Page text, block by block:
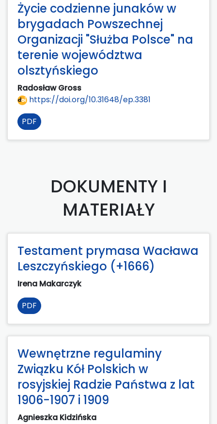
Życie codzienne junaków w
brygadach Powszechnej
Organizacji "Służba Polsce" na
terenie województwa
olsztyńskiego
Radosław Gross
https://doi.org/10.31648/ep.3381
PDF
DOKUMENTY I
MATERIAŁY
Testament prymasa Wacława
Leszczyńskiego (+1666)
Irena Makarczyk
PDF
Wewnętrzne regulaminy
Związku Kół Polskich w
rosyjskiej Radzie Państwa z lat
1906-1907 i 1909
Agnieszka Kidzińska